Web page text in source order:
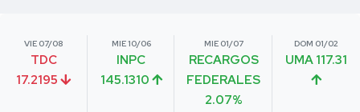
VIE 07/08
TDC
17.2195
MIE 10/06
INPC
145.1310
MIE 01/07
RECARGOS
FEDERALES
2.07%
DOM 01/02
UMA 117.31